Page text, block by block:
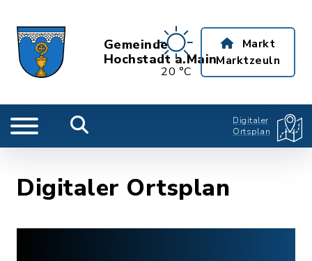
Gemeinde
Hochstadt a.Main
20 °C
Markt
Marktzeuln
Digitaler
Ortsplan
Digitaler Ortsplan